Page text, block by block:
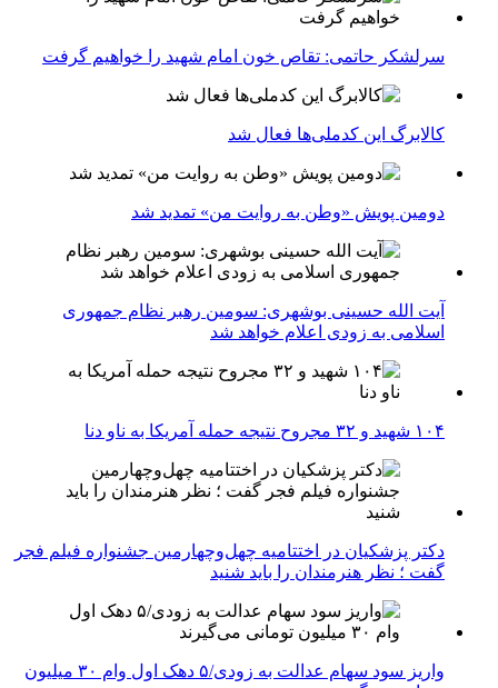
سرلشکر حاتمی: تقاص خون امام شهید را خواهیم گرفت
کالابرگ این کدملی‌ها فعال شد
دومین پویش «وطن به روایت من» تمدید شد
آیت الله حسینی بوشهری: سومین رهبر نظام جمهوری
اسلامی به زودی اعلام خواهد شد
۱۰۴ شهید و ۳۲ مجروح نتیجه حمله آمریکا به ناو دنا
دکتر پزشکیان در اختتامیه چهل‌وچهارمین جشنواره فیلم فجر
گفت ؛ نظر هنرمندان را باید شنید
واریز سود سهام عدالت به زودی/۵ دهک اول وام ۳۰ میلیون